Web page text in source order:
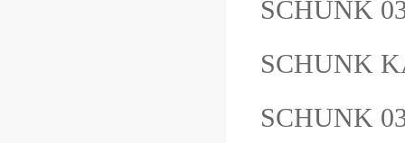
SCHUNK
SCHUNK
SCHUNK